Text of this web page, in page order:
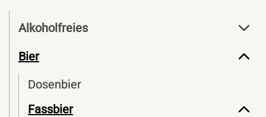
Alkoholfreies
Bier
Dosenbier
Fassbier